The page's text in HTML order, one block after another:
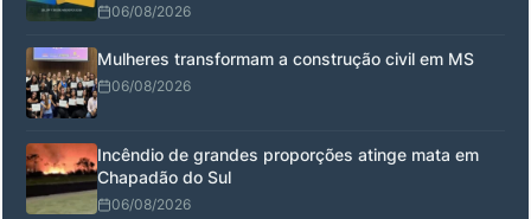
06/08/2026
Mulheres transformam a construção civil em MS
06/08/2026
Incêndio de grandes proporções atinge mata em
Chapadão do Sul
06/08/2026